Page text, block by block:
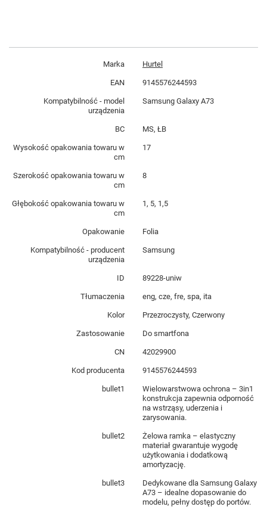
Marka Hurtel
EAN 9145576244593
Kompatybilność - model
urządzenia
Samsung Galaxy A73
BC MS, ŁB
Wysokość opakowania towaru w
cm
17
Szerokość opakowania towaru w
cm
8
Głębokość opakowania towaru w
cm
1, 5, 1,5
Opakowanie Folia
Kompatybilność - producent
urządzenia
Samsung
ID 89228-uniw
Tłumaczenia eng, cze, fre, spa, ita
Kolor Przezroczysty, Czerwony
Zastosowanie Do smartfona
CN 42029900
Kod producenta 9145576244593
bullet1
Wielowarstwowa ochrona – 3in1
konstrukcja zapewnia odporność
na wstrząsy, uderzenia i
zarysowania.
bullet2
Żelowa ramka – elastyczny
materiał gwarantuje wygodę
użytkowania i dodatkową
amortyzację.
bullet3
Dedykowane dla Samsung Galaxy
A73 – idealne dopasowanie do
modelu, pełny dostęp do portów.